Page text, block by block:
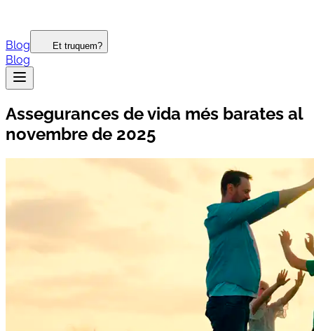
Blog Et truquem?
Blog
Assegurances de vida més barates al
novembre de 2025